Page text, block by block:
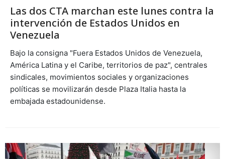
Las dos CTA marchan este lunes contra la
intervención de Estados Unidos en
Venezuela
Bajo la consigna "Fuera Estados Unidos de Venezuela,
América Latina y el Caribe, territorios de paz", centrales
sindicales, movimientos sociales y organizaciones
políticas se movilizarán desde Plaza Italia hasta la
embajada estadounidense.